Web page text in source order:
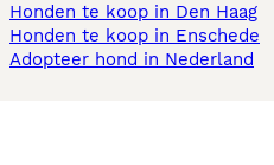
Honden te koop in Den Haag
Honden te koop in Enschede
Adopteer hond in Nederland